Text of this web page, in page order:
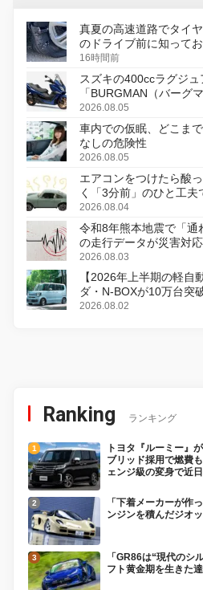
真夏の高速道路でタイ
のドライブ前に知って
16時間前
スズキの400ccラグジ
「BURGMAN（バーグ
変更し、8月18日に発売
2026.08.05
車内での仮眠、どこま
なしの危険性
2026.08.05
エアコンをつけたら酸
く「3分前」のひと工
2026.08.04
令和8年熊本地震で「通
の走行データが災害対
2026.08.03
【2026年上半期の軽自
ダ・N-BOXが10万台突
感
2026.08.02
Ranking ランキング
トヨタ『ルーミー』
ブリッド採用で燃費
ェンジ級の変身で近
「下着メーカーが作
ンジンを積んだジオ
「GR86は“現代のシ
フト黄金期を生きた